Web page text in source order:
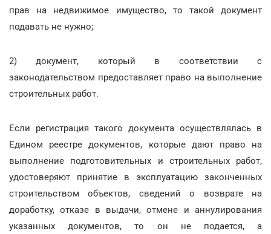
прав на недвижимое имущество, то такой документ
подавать не нужно;
2) документ, который в соответствии с
законодательством предоставляет право на выполнение
строительных работ.
Если регистрация такого документа осуществлялась в
Едином реестре документов, которые дают право на
выполнение подготовительных и строительных работ,
удостоверяют принятие в эксплуатацию законченных
строительством объектов, сведений о возврате на
доработку, отказе в выдачи, отмене и аннулирования
указанных документов, то он не подается, а